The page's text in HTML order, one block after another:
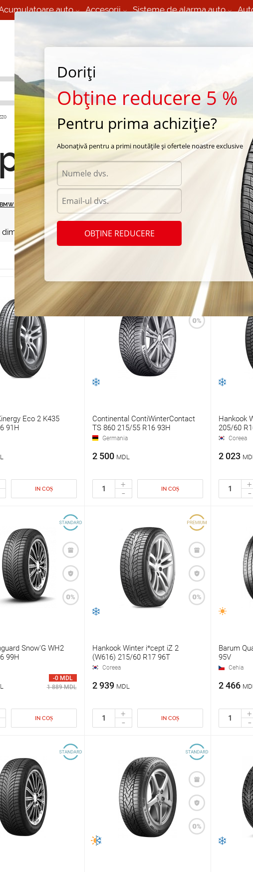
auto Accesorii Sisteme de alarma auto
stop în toate regiunile
(L-V) 9:00 - 19:00
3 series (F30)
maximă a cauciucului: 215/45 R17 ca la Suzuki Grand Vitara XL7
Eco 2 K435
91H
IN COȘ
Continental ContiWinterContact
TS 860 215/55 R16 93H
Germania
2 500 MDL
+
- IN COȘ
Hankook
205/60
Coreea
2 023 MDL
+
-
Snow'G WH2
99H
-0 MDL
1 889 MDL
IN COȘ
Hankook Winter i*cept iZ 2
(W616) 215/60 R17 96T
Coreea
2 939 MDL
+
- IN COȘ
Barum
95V
Cehia
2 466 MDL
+
-
Doriți
Obține reducere 5 %
Pentru prima achiziție?
Abonațivă pentru a primi noutățile și ofertele noastre exclusive
OBȚINE REDUCERE